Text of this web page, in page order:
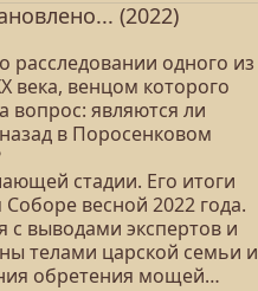
(2022)
одного из
века, венцом которого
вопрос: являются ли
в Поросенковом
стадии. Его итоги
весной 2022 года.
с выводами экспертов и
телами царской семьи и
обретения мощей…